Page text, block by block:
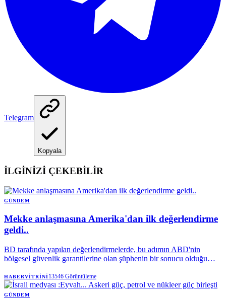
Telegram
Kopyala
İLGİNİZİ ÇEKEBİLİR
GÜNDEM
Mekke anlaşmasına Amerika'dan ilk değerlendirme
geldi..
BD tarafında yapılan değerlendirmelerde, bu adımın ABD'nin
bölgesel güvenlik garantilerine olan şüphenin bir sonucu olduğu
Council ve RUSI), bu paktı direkt bir düşmanlık olarak görmekten
ziyade; bölge ülkelerinin kendi savunma yükünü sırtlanma arzusu
olarak okuyor.
HABERVITRINI13546 Görüntüleme
GÜNDEM